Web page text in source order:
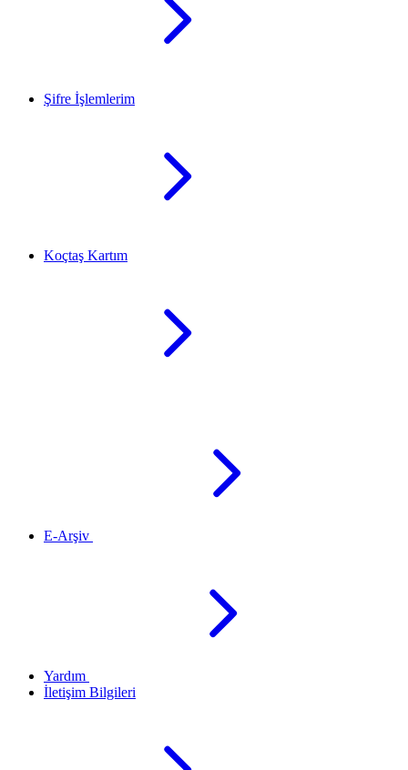
Şifre İşlemlerim
Koçtaş Kartım
E-Arşiv
Yardım
İletişim Bilgileri